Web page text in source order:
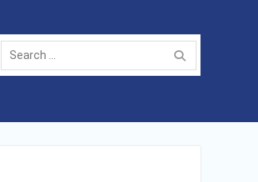
Search
for: